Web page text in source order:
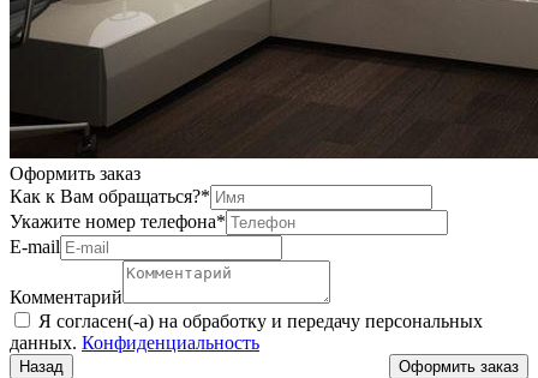
Оформить заказ
Как к Вам обращаться?*
Укажите номер телефона*
Е-mail
Комментарий
Я согласен(-а) на обработку и передачу персональных
данных. Конфиденциальность
Назад